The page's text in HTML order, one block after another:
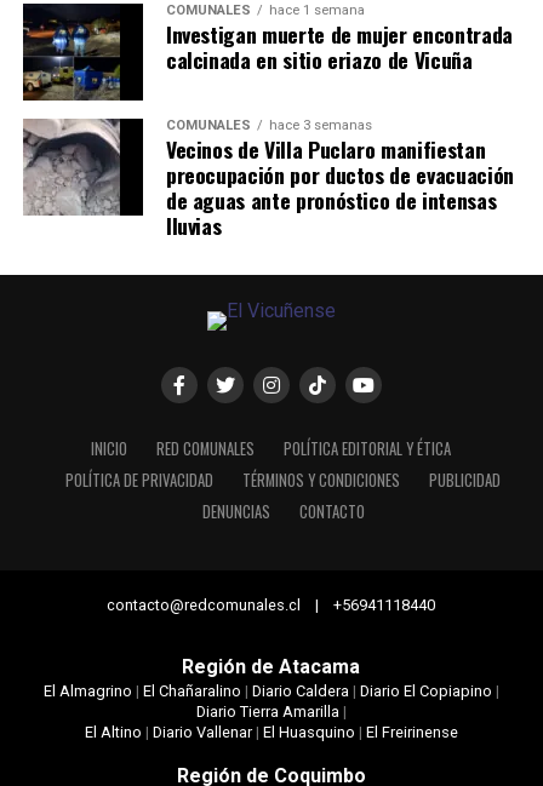
COMUNALES hace 1 semana
Investigan muerte de mujer encontrada
calcinada en sitio eriazo de Vicuña
COMUNALES hace 3 semanas
Vecinos de Villa Puclaro manifiestan
preocupación por ductos de evacuación
de aguas ante pronóstico de intensas
lluvias
INICIO RED COMUNALES
POLÍTICA EDITORIAL Y ÉTICA
POLÍTICA DE PRIVACIDAD
TÉRMINOS Y CONDICIONES
PUBLICIDAD
DENUNCIAS
CONTACTO
contacto@redcomunales.cl | +56941118440
Región de Atacama
El Almagrino | El Chañaralino | Diario Caldera | Diario El Copiapino |
Diario Tierra Amarilla |
El Altino | Diario Vallenar| El Huasquino | El Freirinense
Región de Coquimbo